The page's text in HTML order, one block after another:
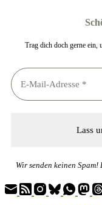
Trag dich doch gerne ein,
Wir senden keinen